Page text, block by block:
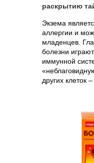
раскрытию
Экзема
аллергии и
младенцев.
болезни
иммунной
других клеток